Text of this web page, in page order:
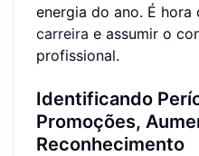
energia do ano. É hora
carreira e assumir o
profissional.
Identificando
Promoções,
Reconhecimento